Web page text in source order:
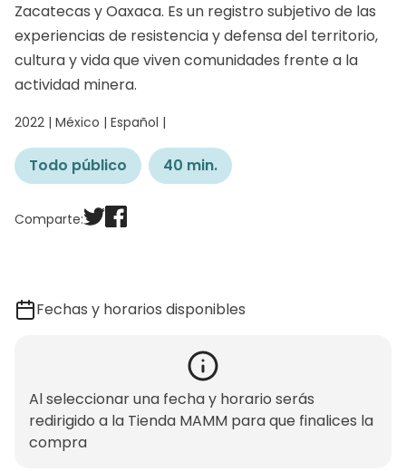
Zacatecas y Oaxaca. Es un registro subjetivo de las
experiencias de resistencia y defensa del territorio,
cultura y vida que viven comunidades frente a la
actividad minera.
2022 | México | Español |
Todo público 40 min.
Comparte:
Fechas y horarios disponibles
Al seleccionar una fecha y horario serás
redirigido a la Tienda MAMM para que finalices la
compra